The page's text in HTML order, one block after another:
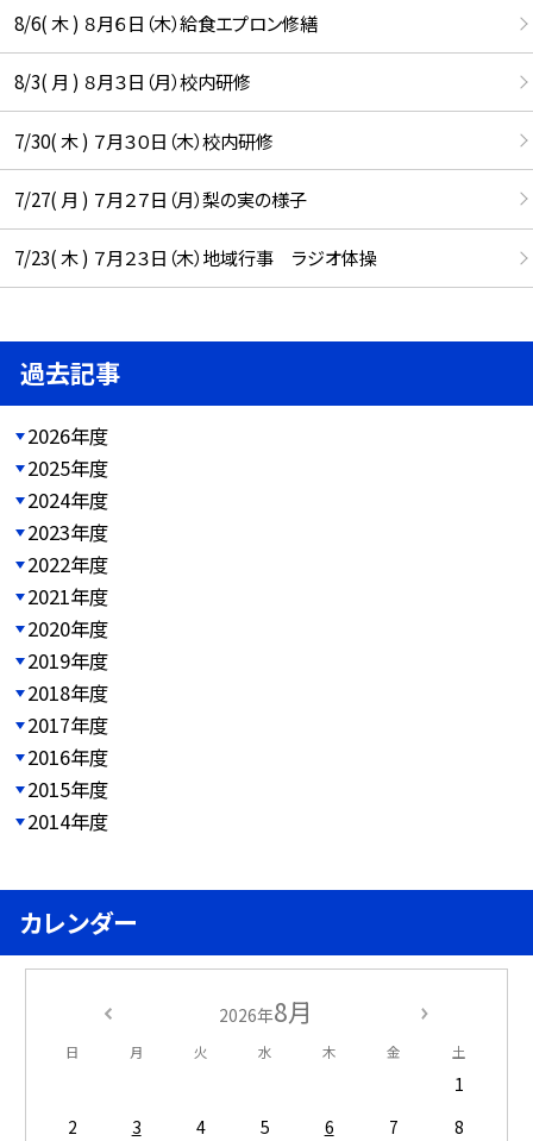
8/6( 木 ) ８月６日（木）給食エプロン修繕
8/3( 月 ) ８月３日（月）校内研修
7/30( 木 ) ７月３０日（木）校内研修
7/27( 月 ) ７月２７日（月）梨の実の様子
7/23( 木 ) ７月２３日（木）地域行事 ラジオ体操
過去記事
2026年度
2025年度
2024年度
2023年度
2022年度
2021年度
2020年度
2019年度
2018年度
2017年度
2016年度
2015年度
2014年度
カレンダー
2026年8月
日 月 火 水 木 金 土
1
2
3 4 5 6 7
8